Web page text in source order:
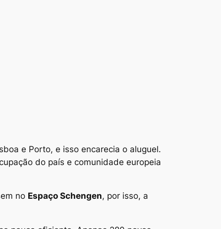
e Porto, e isso encarecia o aluguel.
do país e comunidade europeia
no Espaço Schengen, por isso, a